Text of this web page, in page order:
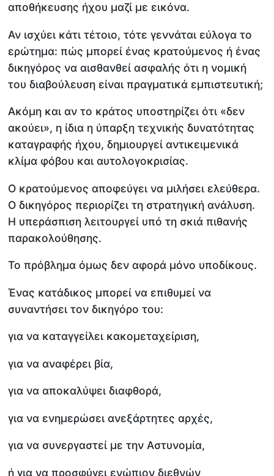
αποθήκευσης ήχου μαζί με εικόνα.
Αν ισχύει κάτι τέτοιο, τότε γεννάται εύλογα το
ερώτημα: πώς μπορεί ένας κρατούμενος ή ένας
δικηγόρος να αισθανθεί ασφαλής ότι η νομική
του διαβούλευση είναι πραγματικά εμπιστευτική;
Ακόμη και αν το κράτος υποστηρίζει ότι «δεν
ακούει», η ίδια η ύπαρξη τεχνικής δυνατότητας
καταγραφής ήχου, δημιουργεί αντικειμενικά
κλίμα φόβου και αυτολογοκρισίας.
Ο κρατούμενος αποφεύγει να μιλήσει ελεύθερα.
Ο δικηγόρος περιορίζει τη στρατηγική ανάλυση.
Η υπεράσπιση λειτουργεί υπό τη σκιά πιθανής
παρακολούθησης.
Το πρόβλημα όμως δεν αφορά μόνο υποδίκους.
Ένας κατάδικος μπορεί να επιθυμεί να
συναντήσει τον δικηγόρο του:
για να καταγγείλει κακομεταχείριση,
για να αναφέρει βία,
για να αποκαλύψει διαφθορά,
για να ενημερώσει ανεξάρτητες αρχές,
για να συνεργαστεί με την Αστυνομία,
ή για να προσφύγει ενώπιον διεθνών